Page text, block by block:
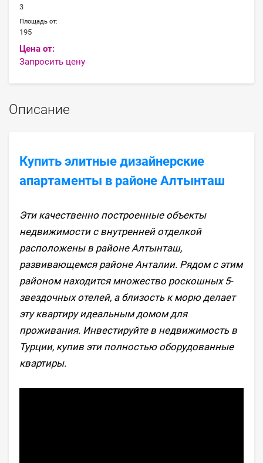
3
Площадь от:
195
Цена от:
Запросить цену
Описание
Купить элитные дизайнерские
апартаменты в районе Алтынташ
Эти качественно построенные объекты
недвижимости с внутренней отделкой
расположены в районе Алтынташ,
развивающемся районе Анталии. Рядом с этим
районом находится множество роскошных 5-
звездочных отелей, а близость к морю делает
эту квартиру идеальным домом для
проживания. Инвестируйте в недвижимость в
Турции, купив эти полностью оборудованные
квартиры.